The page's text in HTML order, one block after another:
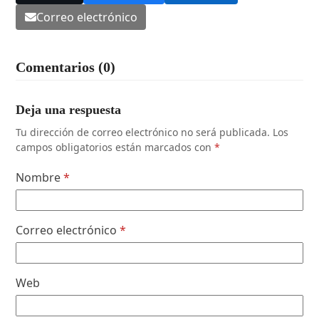
Correo electrónico
Comentarios (0)
Deja una respuesta
Tu dirección de correo electrónico no será publicada. Los
campos obligatorios están marcados con*
Nombre*
Correo electrónico*
Web